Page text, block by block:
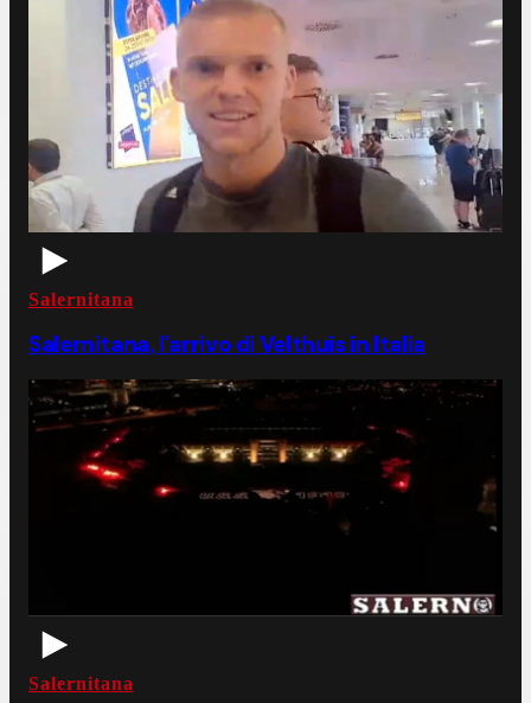
Salernitana
Salernitana, l'arrivo di Velthuis in Italia
Salernitana